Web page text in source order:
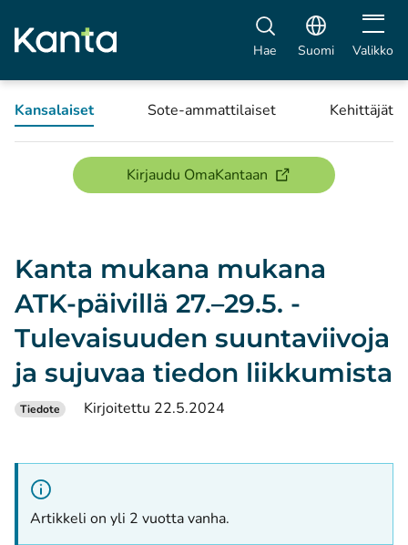
Hae Suomi Avaa
Valikko
Kansalaiset Sote-ammattilaiset Kehittäjät
Kirjaudu OmaKantaan(avautuu uuteen
Kanta mukana mukana
ATK-päivillä 27.–29.5. -
Tulevaisuuden suuntaviivoja
ja sujuvaa tiedon liikkumista
Tiedote Kirjoitettu 22.5.2024
Artikkeli on yli 2 vuotta vanha.